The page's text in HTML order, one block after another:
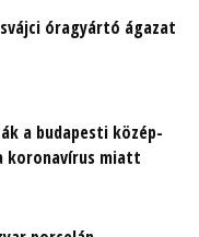
óragyártó ágazat
a budapesti közép-
koronavírus miatt